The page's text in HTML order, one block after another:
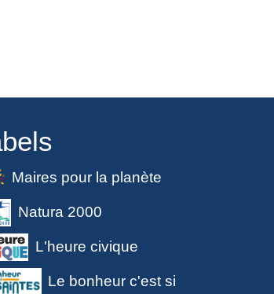
Maires pour la planète
Natura 2000
L'heure civique
Le bonheur c'est si